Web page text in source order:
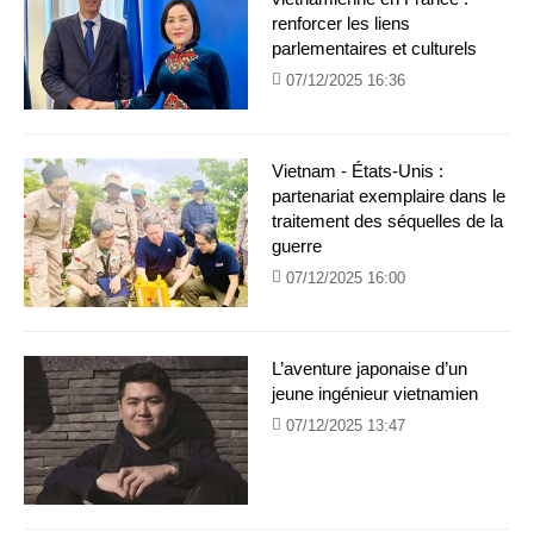
renforcer les liens
parlementaires et culturels
07/12/2025 16:36
Vietnam - États-Unis :
partenariat exemplaire dans le
traitement des séquelles de la
guerre
07/12/2025 16:00
L’aventure japonaise d’un
jeune ingénieur vietnamien
07/12/2025 13:47